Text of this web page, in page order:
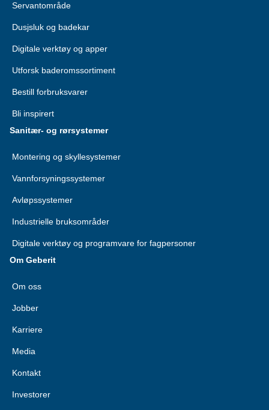
Servantområde
Dusjsluk og badekar
Digitale verktøy og apper
Utforsk baderomssortiment
Bestill forbruksvarer
Bli inspirert
Sanitær- og rørsystemer
Montering og skyllesystemer
Vannforsyningssystemer
Avløpssystemer
Industrielle bruksområder
Digitale verktøy og programvare for fagpersoner
Om Geberit
Om oss
Jobber
Karriere
Media
Kontakt
Investorer